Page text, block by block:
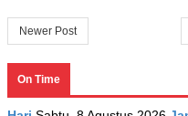
Newer Post
On Time